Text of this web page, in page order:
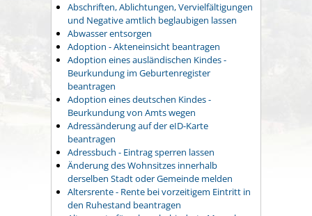
Abschriften, Ablichtungen, Vervielfältigungen
und Negative amtlich beglaubigen lassen
Abwasser entsorgen
Adoption - Akteneinsicht beantragen
Adoption eines ausländischen Kindes -
Beurkundung im Geburtenregister
beantragen
Adoption eines deutschen Kindes -
Beurkundung von Amts wegen
Adressänderung auf der eID-Karte
beantragen
Adressbuch - Eintrag sperren lassen
Änderung des Wohnsitzes innerhalb
derselben Stadt oder Gemeinde melden
Altersrente - Rente bei vorzeitigem Eintritt in
den Ruhestand beantragen